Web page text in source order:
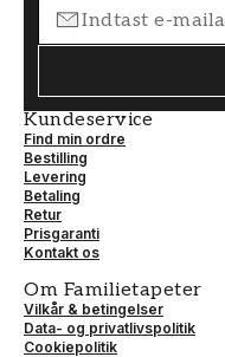
Kundeservice
Find min ordre
Bestilling
Levering
Betaling
Retur
Prisgaranti
Kontakt os
Om Familietapeter
Vilkår & betingelser
Data- og privatlivspolitik
Cookiepolitik